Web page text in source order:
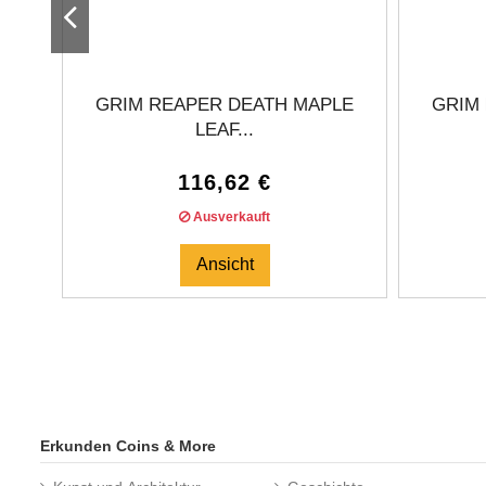
GRIM REAPER DEATH MAPLE
LEAF...
116,62 €
Ausverkauft
Ansicht
GRIM
Erkunden Coins & More